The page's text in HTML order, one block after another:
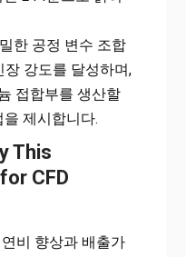
한 공정 변수 조합
강도를 달성하며,
접합부를 생산할
제시합니다.
This
CFD
비 향상과 배출가